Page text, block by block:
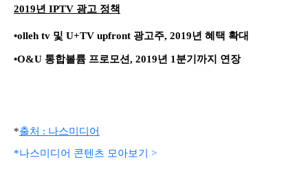
2019년 IPTV 광고 정책
•olleh tv 및 U+TV upfront 광고주, 2019년 혜택 확대
•O&U 통합볼륨 프로모션, 2019년 1분기까지 연장
*출처 : 나스미디어
*나스미디어 콘텐츠 모아보기 >